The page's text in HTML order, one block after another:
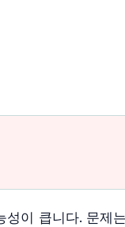
이 큽니다. 문제